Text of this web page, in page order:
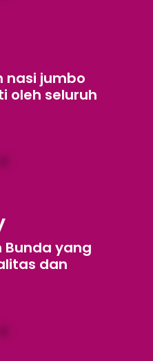
nasi jumbo
oleh seluruh
Bunda yang
dan